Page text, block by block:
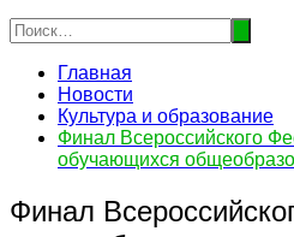
Главная
Новости
Культура и образование
Финал Всероссийского
обучающихся
Финал